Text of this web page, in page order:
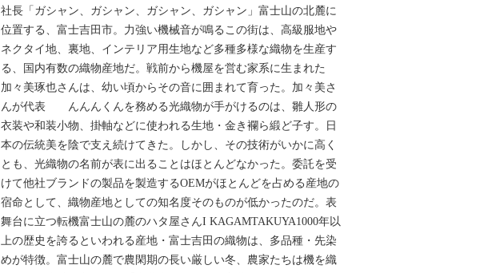
社長「ガシャン、ガシャン、ガシャン、ガシャン」富士山の北麓に
位置する、富士吉田市。力強い機械音が鳴るこの街は、高級服地や
ネクタイ地、裏地、インテリア用生地など多種多様な織物を生産す
る、国内有数の織物産地だ。戦前から機屋を営む家系に生まれた
加々美琢也さんは、幼い頃からその音に囲まれて育った。加々美さ
んが代表 んんんくんを務める光織物が手がけるのは、雛人形の
衣装や和装小物、掛軸などに使われる生地・金き襴ら緞ど子す。日
本の伝統美を陰で支え続けてきた。しかし、その技術がいかに高く
とも、光織物の名前が表に出ることはほとんどなかった。委託を受
けて他社ブランドの製品を製造するOEMがほとんどを占める産地の
宿命として、織物産地としての知名度そのものが低かったのだ。表
舞台に立つ転機富士山の麓のハタ屋さんI KAGAMTAKUYA1000年以
上の歴史を誇るといわれる産地・富士吉田の織物は、多品種・先染
めが特徴。富士山の麓で農閑期の長い厳しい冬、農家たちは機を織